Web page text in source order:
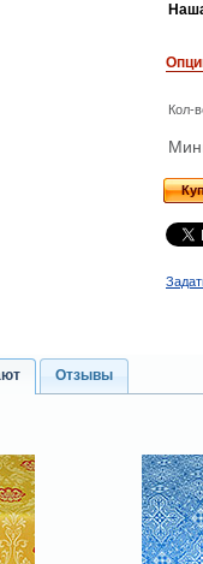
Кол-
Отзывы